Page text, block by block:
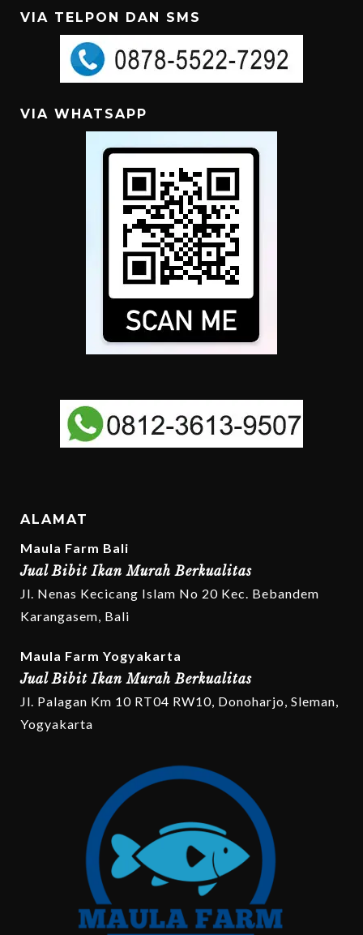
VIA TELPON DAN SMS
VIA WHATSAPP
ALAMAT
Maula Farm Bali
Jual Bibit Ikan Murah Berkualitas
Jl. Nenas Kecicang Islam No 20 Kec. Bebandem
Karangasem, Bali
Maula Farm Yogyakarta
Jual Bibit Ikan Murah Berkualitas
Jl. Palagan Km 10 RT04 RW10, Donoharjo, Sleman,
Yogyakarta